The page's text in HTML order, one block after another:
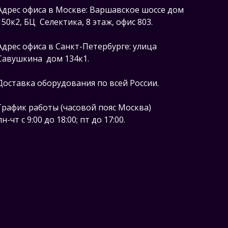
офиса в Москве: Варшавское шоссе дом
БЦ Селектика, 8 этаж, офис 803.
офиса в Санкт-Петербурге: улица
дом 134к1.
оборудования по всей России.
работы (часовой пояс Москва)
чт с 9:00 до 18:00; пт до 17:00.